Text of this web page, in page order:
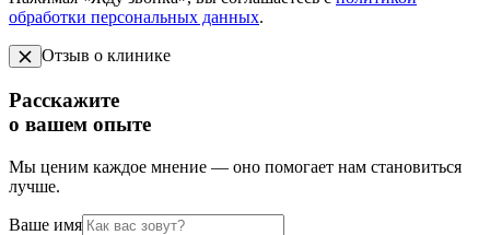
обработки персональных данных.
Отзыв о клинике
Расскажите
о вашем опыте
Мы ценим каждое мнение — оно помогает нам становиться
лучше.
Ваше имя